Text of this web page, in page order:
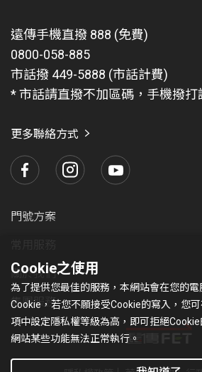
遠傳手機直撥 888 (免費)
0800-058-885
市話撥 449-5888 (市話計費)
* 市話請直撥不加區碼，手機撥打
更多聯絡方式
門號方案
關於我們
集團服務
Cookie之使用
為了提供您最佳的服務，本網站會在您的
Cookie，若您不願接受Cookie的寫入，您
項中設定隱私權等級為高，即可拒絕
網站某些功能無法正常執行。